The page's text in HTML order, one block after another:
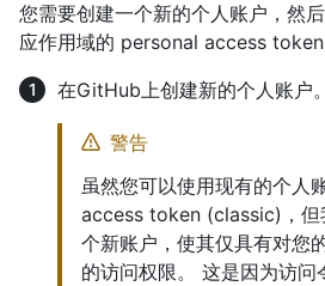
您需要创建一个新的个人账户，然
应作用域的 personal access token
在GitHub上创建新的个人账户。
警告
虽然您可以使用现有的个人
access token (classic)，但
个新账户，使其仅具有对您
的访问权限。 这是因为访问